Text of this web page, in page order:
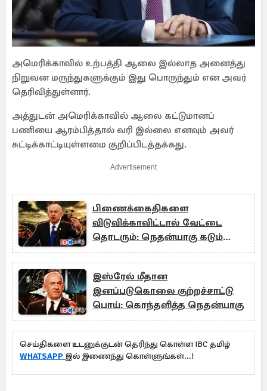
அமெரிக்காவில் உற்பத்தி ஆலை இல்லாத அனைத்து
நிறுவன மருந்துகளுக்கும் இது பொருந்தும் என அவர்
தெரிவித்துள்ளார்.
அத்துடன் அமெரிக்காவில் ஆலை கட்டுமானப்
பணியை ஆரம்பித்தால் வரி இல்லை எனவும் அவர்
சுட்டிக்காட்டியுள்ளமை குறிப்பிடத்தக்கது.
Advertisement
பிணைக்கைதிகளை
விடுவிக்காவிட்டால் வேட்டை
தொடரும்: நெதன்யாகு கடும்
எச்சரிக்கை
இஸ்ரேல் மீதான
இனப்படுகொலை குற்றச்சாட்டு
பொய்: கொந்தளித்த நெதன்யாகு
செய்திகளை உடனுக்குடன் தெரிந்து கொள்ள IBC தமிழ்
WHATSAPP இல் இணைந்து கொள்ளுங்கள்...!